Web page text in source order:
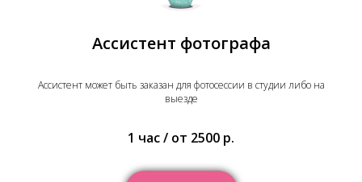
Ассистент фотографа
Ассистент может быть заказан для фотосессии в студии либо на
выезде
1 час / от 2500 р.